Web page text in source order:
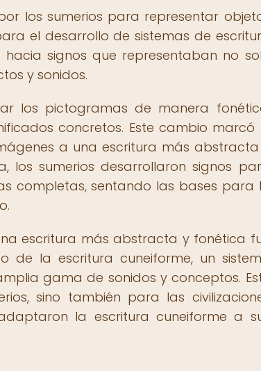
los sumerios para representar
el desarrollo de sistemas de
signos que representaban no
y sonidos.
los pictogramas de manera
concretos. Este cambio marcó
a una escritura más
los sumerios desarrollaron signos
completas, sentando las bases para
escritura más abstracta y fonética
de la escritura cuneiforme, un
gama de sonidos y conceptos.
sino también para las
la escritura cuneiforme a